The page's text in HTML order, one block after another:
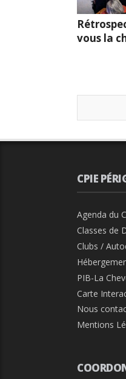
vous la
CPIE
Agenda du
Classes de
Clubs /
PIB-La
Carte
Nous
Mentions